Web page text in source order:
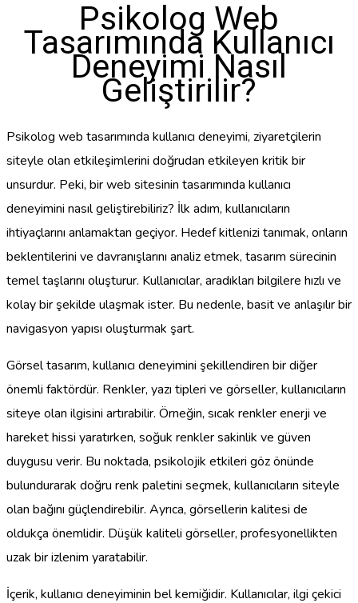
Psikolog Web
Tasarımında Kullanıcı
Deneyimi Nasıl
Geliştirilir?
Psikolog web tasarımında kullanıcı deneyimi, ziyaretçilerin
siteyle olan etkileşimlerini doğrudan etkileyen kritik bir
unsurdur. Peki, bir web sitesinin tasarımında kullanıcı
deneyimini nasıl geliştirebiliriz? İlk adım, kullanıcıların
ihtiyaçlarını anlamaktan geçiyor. Hedef kitlenizi tanımak, onların
beklentilerini ve davranışlarını analiz etmek, tasarım sürecinin
temel taşlarını oluşturur. Kullanıcılar, aradıkları bilgilere hızlı ve
kolay bir şekilde ulaşmak ister. Bu nedenle, basit ve anlaşılır bir
navigasyon yapısı oluşturmak şart.
Görsel tasarım, kullanıcı deneyimini şekillendiren bir diğer
önemli faktördür. Renkler, yazı tipleri ve görseller, kullanıcıların
siteye olan ilgisini artırabilir. Örneğin, sıcak renkler enerji ve
hareket hissi yaratırken, soğuk renkler sakinlik ve güven
duygusu verir. Bu noktada, psikolojik etkileri göz önünde
bulundurarak doğru renk paletini seçmek, kullanıcıların siteyle
olan bağını güçlendirebilir. Ayrıca, görsellerin kalitesi de
oldukça önemlidir. Düşük kaliteli görseller, profesyonellikten
uzak bir izlenim yaratabilir.
İçerik, kullanıcı deneyiminin bel kemiğidir. Kullanıcılar, ilgi çekici